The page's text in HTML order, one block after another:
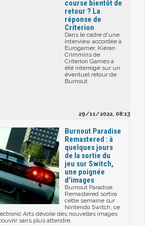
course bientôt de
retour ? La
réponse de
Criterion
Dans le cadre d'une
interview accordée à
Eurogamer, Kieran
Crimmins de
Criterion Games a
été interrogé sur un
éventuel retour de
Burnout.
29/11/2022, 08:13
Burnout Paradise
Remastered : à
quelques jours
de la sortie du
jeu sur Switch,
une poignée
d'images
Burnout Paradise
Remastered sortira
cette semaine sur
Nintendo Switch, ce
Arts dévoile des nouvelles images
sans plus attendre.